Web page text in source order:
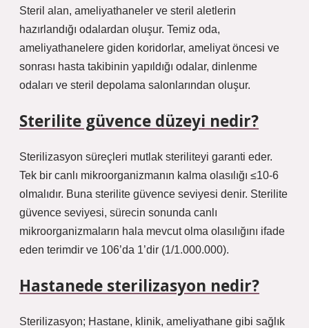
Steril alan, ameliyathaneler ve steril aletlerin
hazırlandığı odalardan oluşur. Temiz oda,
ameliyathanelere giden koridorlar, ameliyat öncesi ve
sonrası hasta takibinin yapıldığı odalar, dinlenme
odaları ve steril depolama salonlarından oluşur.
Sterilite güvence düzeyi nedir?
Sterilizasyon süreçleri mutlak steriliteyi garanti eder.
Tek bir canlı mikroorganizmanın kalma olasılığı ≤10-6
olmalıdır. Buna sterilite güvence seviyesi denir. Sterilite
güvence seviyesi, sürecin sonunda canlı
mikroorganizmaların hala mevcut olma olasılığını ifade
eden terimdir ve 106’da 1’dir (1/1.000.000).
Hastanede sterilizasyon nedir?
Sterilizasyon; Hastane, klinik, ameliyathane gibi sağlık